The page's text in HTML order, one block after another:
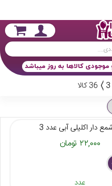
کالاها به روز میباشد
36 کالا
دار اکلیلی آبی عدد 3
۲۲,۰۰۰ تومان
عدد